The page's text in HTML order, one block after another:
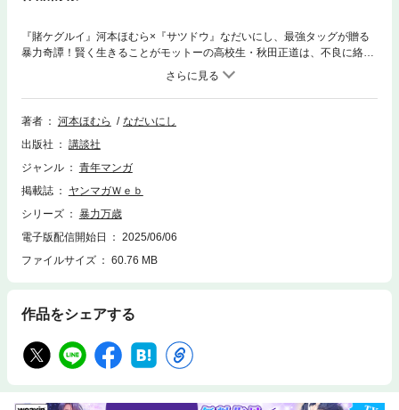
『賭ケグルイ』河本ほむら×『サツドウ』なだいにし、最強タッグが贈る
暴力奇譚！賢く生きることがモットーの高校生・秋田正道は、不良に絡ま
れているところを女子高生・六道せつなに助けられる。「僕にも喧嘩を教
えてくれないか？」打算と憧れから六道に喧嘩の指導を依頼する秋田だっ
たが、突如六道は秋田に牙を剥く。「暴力こそこの世界の唯一のルール」
と断言する六道との出会いから秋田は“暴力”の世界に足を踏み入れてい
著者 河本ほむら
なだいにし
出版社
講談社
ジャンル
青年マンガ
掲載誌
ヤンマガＷｅｂ
シリーズ
暴力万歳
電子版配信開始日
2025/06/06
ファイルサイズ
60.76 MB
作品をシェアする